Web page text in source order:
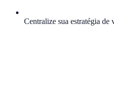
Centralize sua estratégia